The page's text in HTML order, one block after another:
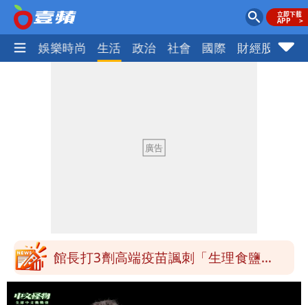
熱門 娛樂時尚 生活 政治 社會 國際 財經股市
HAHABABY帽T日文印成「哈哈鄙卑」
萬安：這很清楚標準一致
館長打3劑高端疫苗諷刺「生理食鹽